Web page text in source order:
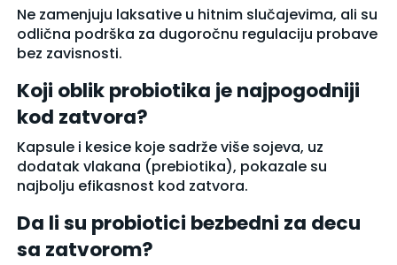
Ne zamenjuju laksative u hitnim slučajevima, ali su
odlična podrška za dugoročnu regulaciju probave
bez zavisnosti.
Koji oblik probiotika je najpogodniji
kod zatvora?
Kapsule i kesice koje sadrže više sojeva, uz
dodatak vlakana (prebiotika), pokazale su
najbolju efikasnost kod zatvora.
Da li su probiotici bezbedni za decu
sa zatvorom?